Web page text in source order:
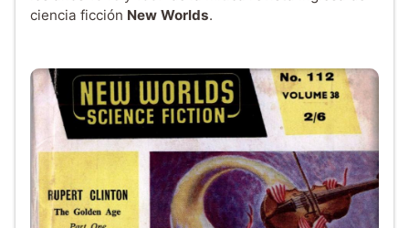
ciencia ficción New Worlds.